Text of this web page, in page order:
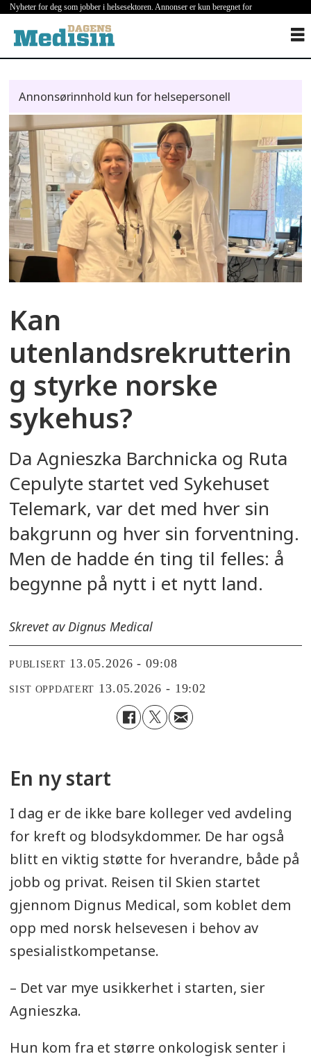
Nyheter for deg som jobber i helsesektoren. Annonser er kun beregnet for
Annonsørinnhold kun for helsepersonell
Kan
utenlandsrekrutterin
g styrke norske
sykehus?
Da Agnieszka Barchnicka og Ruta
Cepulyte startet ved Sykehuset
Telemark, var det med hver sin
bakgrunn og hver sin forventning.
Men de hadde én ting til felles: å
begynne på nytt i et nytt land.
Skrevet av Dignus Medical
PUBLISERT 13.05.2026 - 09:08
SIST OPPDATERT 13.05.2026 - 19:02
En ny start
I dag er de ikke bare kolleger ved avdeling
for kreft og blodsykdommer. De har også
blitt en viktig støtte for hverandre, både på
jobb og privat. Reisen til Skien startet
gjennom Dignus Medical, som koblet dem
opp med norsk helsevesen i behov av
spesialistkompetanse.
– Det var mye usikkerhet i starten, sier
Agnieszka.
Hun kom fra et større onkologisk senter i